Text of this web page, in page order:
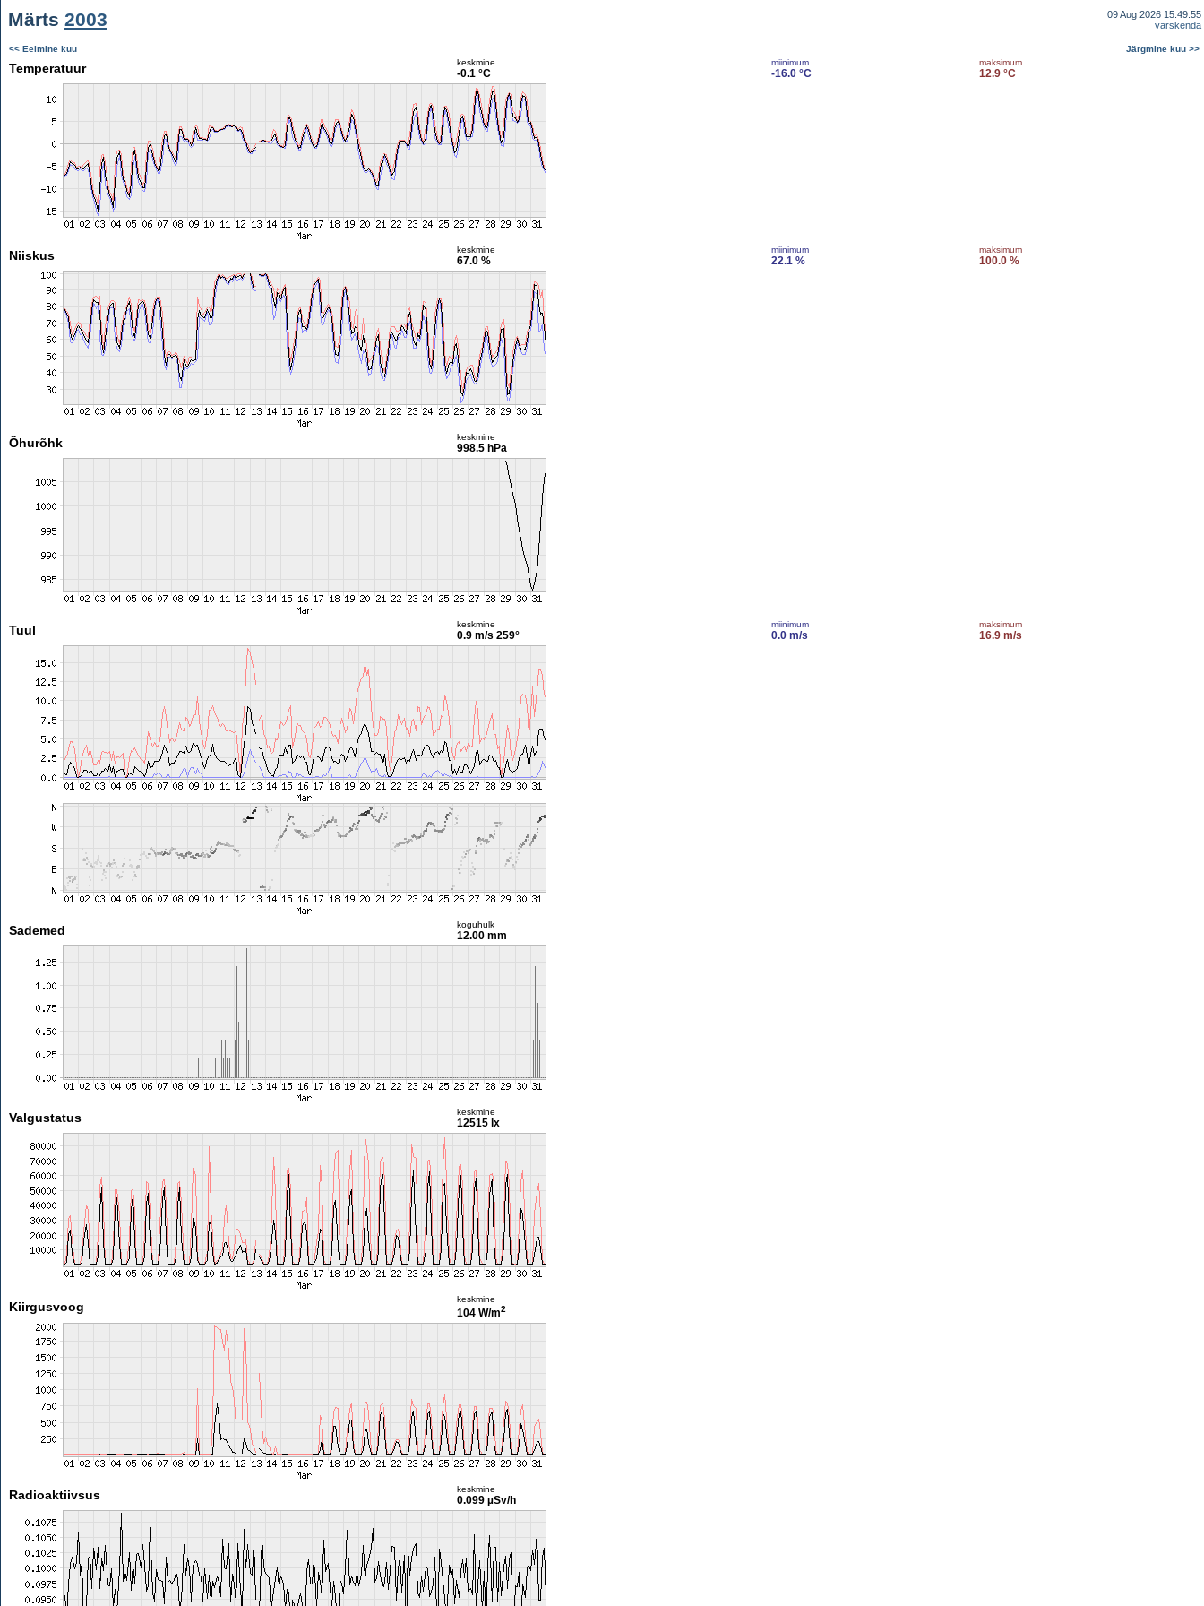
Märts 2003
09 Aug 2026 15:49:55
värskenda
<< Eelmine kuu Järgmine kuu >>
Temperatuur keskmine
-0.1 °C
miinimum
-16.0 °C
maksimum
12.9 °C
Niiskus keskmine
67.0 %
miinimum
22.1 %
maksimum
100.0 %
Õhurõhk keskmine
998.5 hPa
Tuul keskmine
0.9 m/s 259°
miinimum
0.0 m/s
maksimum
16.9 m/s
Sademed koguhulk
12.00 mm
Valgustatus keskmine
12515 lx
Kiirgusvoog
keskmine
104 W/m2
Radioaktiivsus keskmine
0.099 µSv/h